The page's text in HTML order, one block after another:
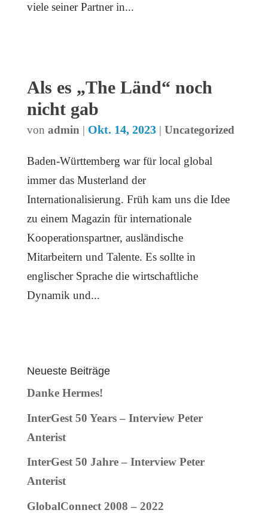
viele seiner Partner in...
Als es „The Länd“ noch
nicht gab
von admin | Okt. 14, 2023| Uncategorized
Baden-Württemberg war für local global
immer das Musterland der
Internationalisierung. Früh kam uns die Idee
zu einem Magazin für internationale
Kooperationspartner, ausländische
Mitarbeitern und Talente. Es sollte in
englischer Sprache die wirtschaftliche
Dynamik und...
Neueste Beiträge
Danke Hermes!
InterGest 50 Years – Interview Peter
Anterist
InterGest 50 Jahre – Interview Peter
Anterist
GlobalConnect 2008 – 2022